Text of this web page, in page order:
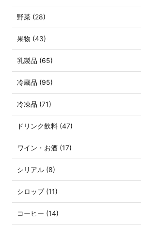
野菜 (28)
果物 (43)
乳製品 (65)
冷蔵品 (95)
冷凍品 (71)
ドリンク飲料 (47)
ワイン・お酒 (17)
シリアル (8)
シロップ (11)
コーヒー (14)